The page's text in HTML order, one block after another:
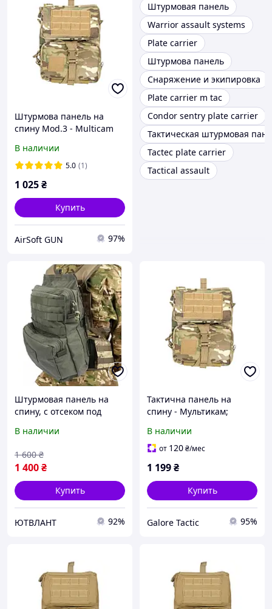
Штурмова панель на
спину Mod.3 - Multicam
В наличии
5.0 (1)
1 025₴
Купить
AirSoft GUN 97%
Штурмовая панель
Warrior assault systems
Plate carrier
Штурмова панель
Снаряжение и экипировка
Plate carrier m tac
Condor sentry plate carrier
Тактическая штурмовая
Tactec plate carrier
Tactical assault
Штурмовая панель на
спину, с отсеком под
В наличии
1 400₴
1 600 ₴
Купить
ЮТВЛАНТ 92%
Тактична панель на
спину - Мультикам;
рюкзак для гідратора
В наличии
от 120₴/мес
1 199₴
Купить
Galore Tactic 95%